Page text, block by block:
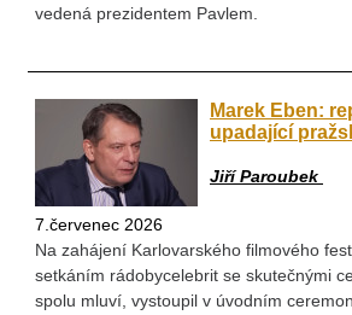
vedená prezidentem Pavlem.
Marek Eben:
upadající
Jiří Paroubek
7.červenec 2026
Na zahájení Karlovarského filmového
setkáním rádobycelebrit se skutečnými
spolu mluví, vystoupil v úvodním